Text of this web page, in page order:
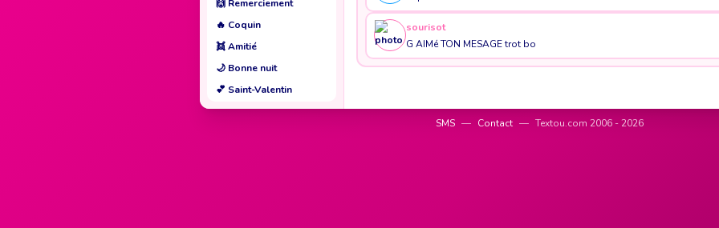
🙌 Remerciement
🔥 Coquin
👯Amitié
🌙 Bonne nuit
💕 Saint-Valentin
sourisot
G AIMé TON MESAGE trot bo
SMS — Contact — Textou.com 2006 - 2026